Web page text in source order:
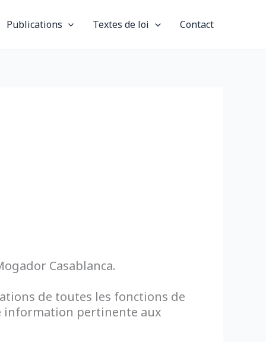
Publications Textes de loi Contact
Casablanca.
de toutes les fonctions de
information pertinente aux